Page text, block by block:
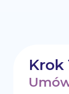
Krok